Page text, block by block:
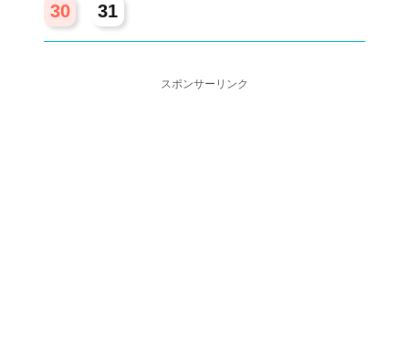
30 31
スポンサーリンク